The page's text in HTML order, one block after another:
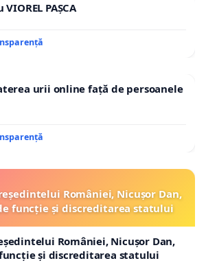
PAȘCA
urii online față de persoanele
României, Nicușor Dan,
funcție și discreditarea statului
României, Nicușor Dan,
și discreditarea statului